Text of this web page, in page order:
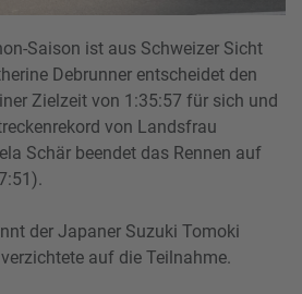
Saison ist aus Schweizer Sicht
Debrunner entscheidet den
Zielzeit von 1:35:57 für sich und
von Landsfrau
Schär beendet das Rennen auf
der Japaner Suzuki Tomoki
auf die Teilnahme.